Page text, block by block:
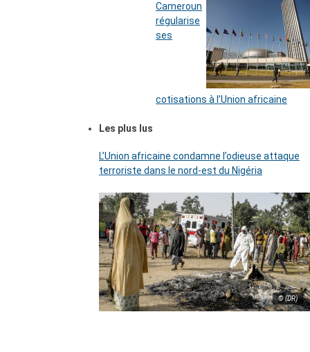
Cameroun
régularise
ses
cotisations à l’Union africaine
Les plus lus
L’Union africaine condamne l’odieuse attaque
terroriste dans le nord-est du Nigéria
© (DR)